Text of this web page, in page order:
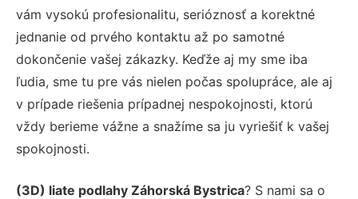
vám vysokú profesionalitu, serióznosť a korektné
jednanie od prvého kontaktu až po samotné
dokončenie vašej zákazky. Keďže aj my sme iba
ľudia, sme tu pre vás nielen počas spolupráce, ale aj
v prípade riešenia prípadnej nespokojnosti, ktorú
vždy berieme vážne a snažíme sa ju vyriešiť k vašej
spokojnosti.
(3D) liate podlahy Záhorská Bystrica? S nami sa o